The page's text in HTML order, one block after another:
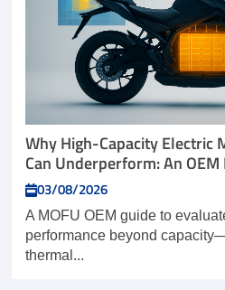
Why High-Capacity Electric
Can Underperform: An
03/08/2026
A MOFU OEM guide to
performance beyond
thermal...